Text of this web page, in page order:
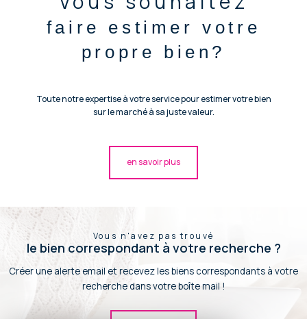
faire estimer votre
propre bien?
Toute notre expertise à votre service pour estimer votre bien
sur le marché à sa juste valeur.
en savoir plus
Vous n'avez pas trouvé
le bien correspondant à votre recherche ?
Créer une alerte email et recevez les biens correspondants à votre
recherche dans votre boîte mail !